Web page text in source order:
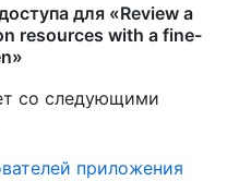
для «Review a
resources with a fine-
со следующими
приложения